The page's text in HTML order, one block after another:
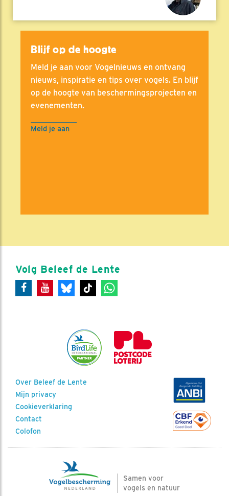
Blijf op de hoogte
Meld je aan voor Vogelnieuws en ontvang
nieuws, inspiratie en tips over vogels. En blijf
op de hoogte van beschermingsprojecten en
evenementen.
Meld je aan
Volg Beleef de Lente
Over Beleef de Lente
Mijn privacy
Cookieverklaring
Contact
Colofon
Samen voor
vogels en natuur